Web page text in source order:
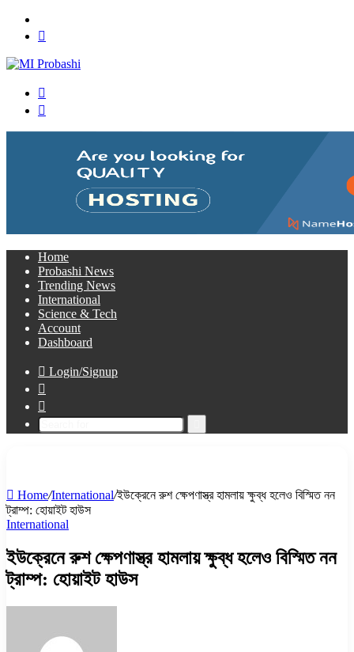
Home
Probashi News
Trending News
International
Science & Tech
Account
Dashboard
Login/Signup
skin
Search
Home/International/ইউক্রেনে রুশ ক্ষেপণাস্ত্র হামলায় ক্ষুব্ধ হলেও বিস্মিত নন
ট্রাম্প: হোয়াইট হাউস
International
ইউক্রেনে রুশ ক্ষেপণাস্ত্র হামলায় ক্ষুব্ধ হলেও বিস্মিত নন
ট্রাম্প: হোয়াইট হাউস